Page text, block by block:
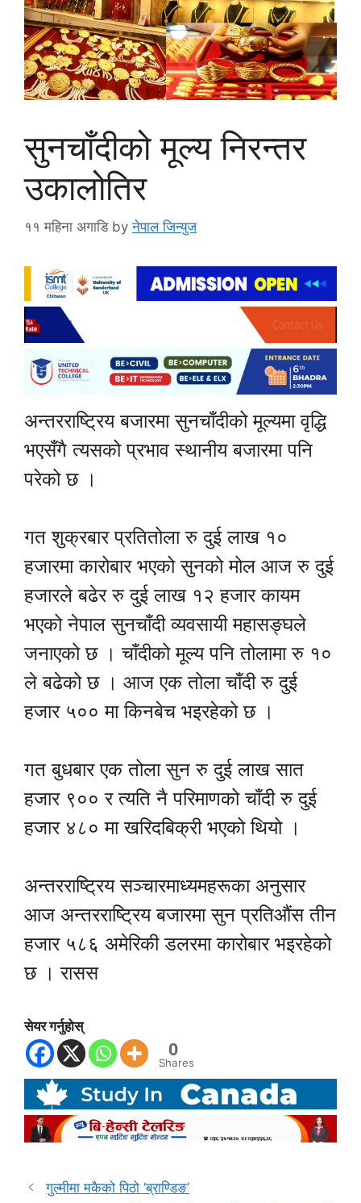
सुनचाँदीको मूल्य निरन्तर
उकालोतिर
११ महिना अगाडि byनेपाल जिन्युज
अन्तरराष्ट्रिय बजारमा सुनचाँदीको मूल्यमा वृद्धि
भएसँगै त्यसको प्रभाव स्थानीय बजारमा पनि
परेको छ ।
गत शुक्रबार प्रतितोला रु दुई लाख १०
हजारमा कारोबार भएको सुनको मोल आज रु दुई
हजारले बढेर रु दुई लाख १२ हजार कायम
भएको नेपाल सुनचाँदी व्यवसायी महासङ्घले
जनाएको छ । चाँदीको मूल्य पनि तोलामा रु १०
ले बढेको छ । आज एक तोला चाँदी रु दुई
हजार ५०० मा किनबेच भइरहेको छ ।
गत बुधबार एक तोला सुन रु दुई लाख सात
हजार ९०० र त्यति नै परिमाणको चाँदी रु दुई
हजार ४८० मा खरिदबिक्री भएको थियो ।
अन्तरराष्ट्रिय सञ्चारमाध्यमहरूका अनुसार
आज अन्तरराष्ट्रिय बजारमा सुन प्रतिऔंस तीन
हजार ५८६ अमेरिकी डलरमा कारोबार भइरहेको
छ । रासस
सेयर गर्नुहोस्
0
Shares
गुल्मीमा मकैको पिठो ‘ब्राण्डिङ’